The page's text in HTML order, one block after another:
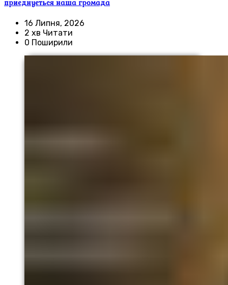
приєднується наша громада
16 Липня, 2026
2 хв Читати
0 Поширили